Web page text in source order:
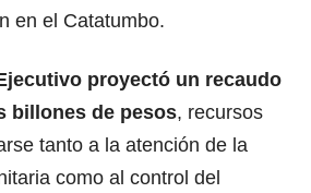
en el Catatumbo.
proyectó un recaudo
billones de pesos, recursos
tanto a la atención de la
como al control del